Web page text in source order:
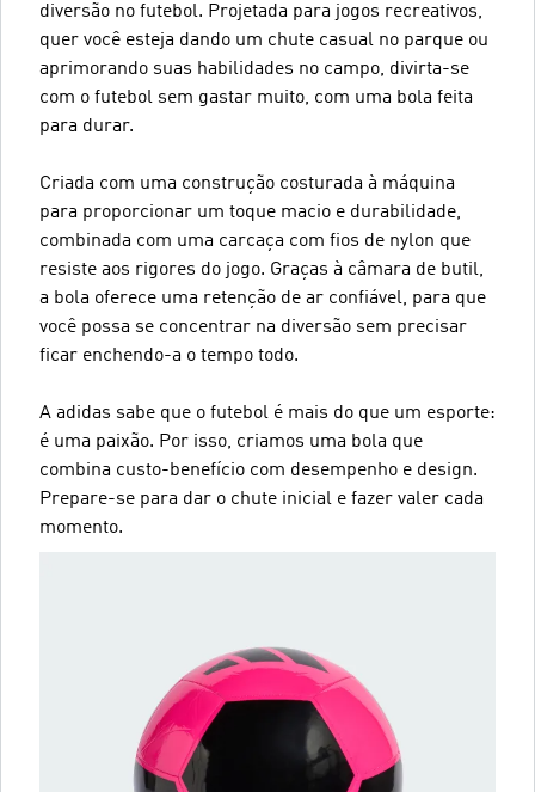
diversão no futebol. Projetada para jogos recreativos,
quer você esteja dando um chute casual no parque ou
aprimorando suas habilidades no campo, divirta-se
com o futebol sem gastar muito, com uma bola feita
para durar.
Criada com uma construção costurada à máquina
para proporcionar um toque macio e durabilidade,
combinada com uma carcaça com fios de nylon que
resiste aos rigores do jogo. Graças à câmara de butil,
a bola oferece uma retenção de ar confiável, para que
você possa se concentrar na diversão sem precisar
ficar enchendo-a o tempo todo.
A adidas sabe que o futebol é mais do que um esporte:
é uma paixão. Por isso, criamos uma bola que
combina custo-benefício com desempenho e design.
Prepare-se para dar o chute inicial e fazer valer cada
momento.